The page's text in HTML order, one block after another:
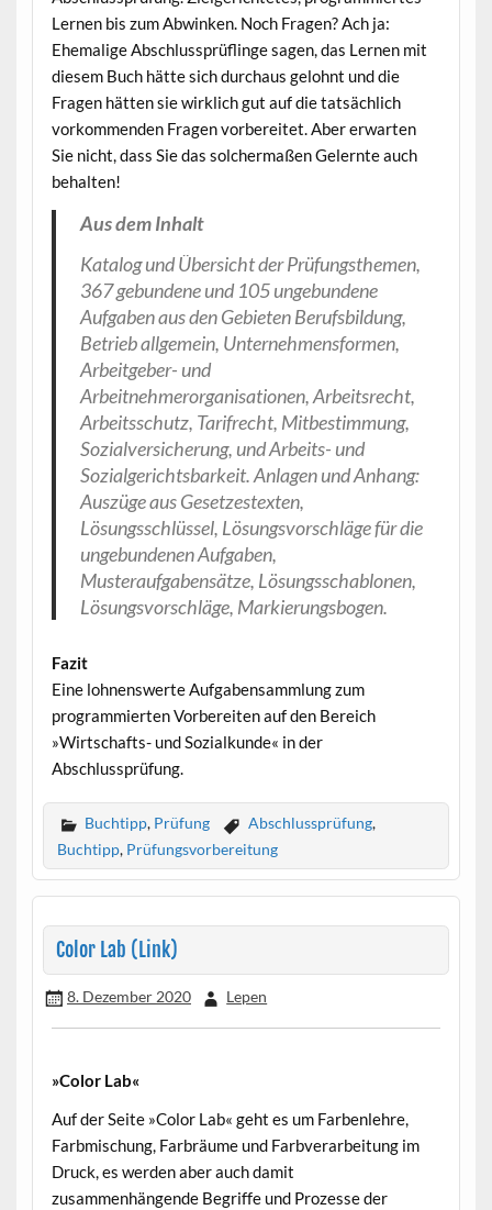
Lernen bis zum Abwinken. Noch Fragen? Ach ja:
Ehemalige Abschlussprüflinge sagen, das Lernen mit
diesem Buch hätte sich durchaus gelohnt und die
Fragen hätten sie wirklich gut auf die tatsächlich
vorkommenden Fragen vorbereitet. Aber erwarten
Sie nicht, dass Sie das solchermaßen Gelernte auch
behalten!
Aus dem Inhalt
Katalog und Übersicht der Prüfungs­themen,
367 gebundene und 105 ungebundene
Aufgaben aus den Gebieten Berufsbildung,
Betrieb allgemein, Unternehmensformen,
Arbeitgeber- und
Arbeitnehmerorganisationen, Arbeitsrecht,
Arbeitsschutz, Tarifrecht, Mitbestimmung,
Sozialversicherung, und Arbeits- und
Sozialgerichtsbarkeit. Anlagen und Anhang:
Auszüge aus Gesetzestexten,
Lösungsschlüssel, Lösungsvorschläge für die
ungebundenen Aufgaben,
Musteraufgabensätze, Lösungsschablonen,
Lösungsvorschläge, Markierungsbogen.
Fazit
Eine lohnenswerte Aufgabensammlung zum
programmierten Vorbereiten auf den Bereich
»Wirtschafts- und Sozialkunde« in der
Abschlussprüfung.
Buchtipp, Prüfung Abschlussprüfung,
Buchtipp, Prüfungsvorbereitung
Color Lab (Link)
8. Dezember 2020 Lepen
»Color Lab«•
Auf der Seite »Color Lab« geht es um Farbenlehre,
Farbmischung, Farbräume und Farbverarbeitung im
Druck, es werden aber auch damit
zusammenhängende Begriffe und Prozesse der